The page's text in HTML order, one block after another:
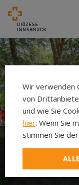
Neuer
Laudato
Wir verwenden
von
und wie Sie
hier. Wenn Sie
stimmen Sie